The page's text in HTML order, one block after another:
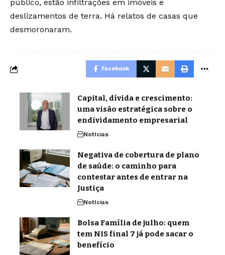
público, estão infiltrações em imóveis e
deslizamentos de terra. Há relatos de casas que
desmoronaram.
Facebook
Capital, dívida e crescimento:
uma visão estratégica sobre o
endividamento empresarial
Notícias
Negativa de cobertura de plano
de saúde: o caminho para
contestar antes de entrar na
Justiça
Notícias
Bolsa Família de julho: quem
tem NIS final 7 já pode sacar o
benefício